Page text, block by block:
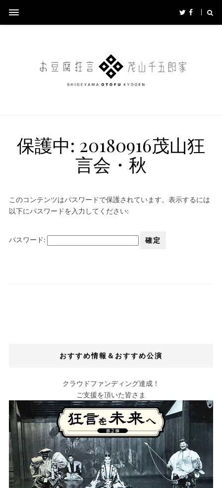
保護中: 20180916茂山狂
言会・秋
このコンテンツはパスワードで保護されています。表示するには
以下にパスワードを入力してください:
パスワード:
おすすめ情報＆おすすめ公演
クラウドファンディング達成！
ご支援を頂いた皆さま